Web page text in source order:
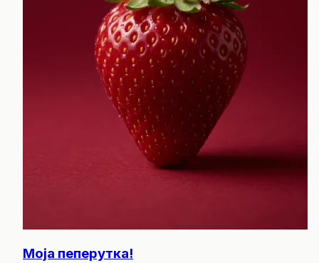
Моја пеперутка!